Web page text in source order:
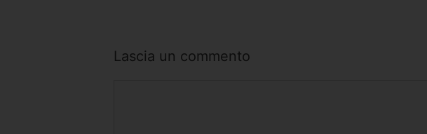
Lascia un commento